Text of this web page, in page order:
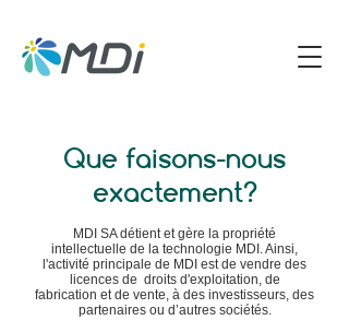
Que faisons-nous
exactement?
MDI SA détient et gère la propriété
intellectuelle de la technologie MDI. Ainsi,
l'activité principale de MDI est de vendre des
licences de droits d'exploitation, de
fabrication et de vente, à des investisseurs, des
partenaires ou d’autres sociétés.